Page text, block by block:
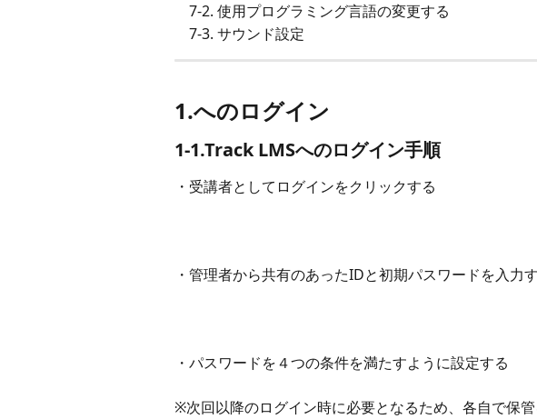
7-2. 使用プログラミング言語の変更する
7-3. サウンド設定
1.へのログイン
1-1.Track LMSへのログイン手順
・受講者としてログインをクリックする
・管理者から共有のあったIDと初期パスワードを入力
・パスワードを４つの条件を満たすように設定する
※次回以降のログイン時に必要となるため、各自で保管